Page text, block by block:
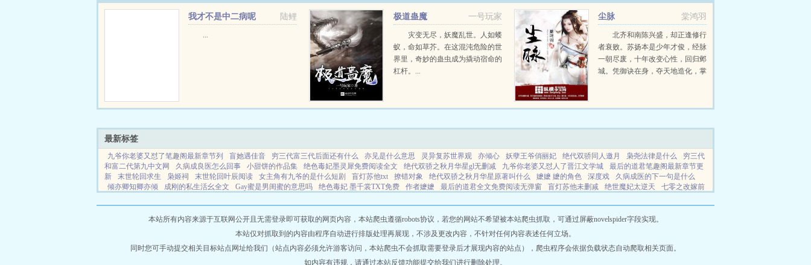
陆鲤
我才不是中二病呢
...
一号玩家
极道蛊魔
灾变无尽，妖魔乱世。人如蝼
蚁，命如草芥。在这混沌危险的世
界里，奇妙的蛊虫成为撬动宿命的
杠杆。...
棠鸿羽
尘脉
北齐和南陈兴盛，却正逢修行
者衰败。苏扬本是少年才俊，经脉
一朝尽废，十年改变心性，回归邺
城。凭御诀在身，夺天地造化，掌
最新标签
九爷你老婆又怼了笔趣阁最新章节列 盲她遇佳音 穷三代富三代后面还有什么 亦见是什么意思 灵异复苏世界观 亦倾心 妖孽王爷俏丽妃 绝代双骄同人邀月 枭尧法律是什么
穷三代
和富二代第九中文网
久病成良医怎么回事 小甜饼的作品集 绝色毒妃墨灵犀免费阅读全文 绝代双骄之秋月华星gl无删减 九爷你老婆又怼人了晋江文学城
最后的道君笔趣阁最新章节更
新
末世轮回求生 枭姬祠 末世轮回叶辰阅读 女主角有九爷的是什么短剧 盲灯苏他txt 撩错对象 绝代双骄之秋月华星原著叫什么 嬷嬷 嬷的角色 深度戏
久病成医的下一句是什么
倾亦卿知卿亦倾
成刚的私生活幺全文 Gay蜜是男闺蜜的意思吗 绝色毒妃 墨千裳TXT免费 作者嬷嬷 最后的道君全文免费阅读无弹窗 盲灯苏他未删减 绝世魔妃太逆天
七零之改嫁前
读
盲灯苏他全文txt 天庭地府官员都有哪些种族 久病成医的心态可取吗 盲灯po苏他笔趣阁 枭尧法律 主角嬷嬷 绝代双骄秋月华星TXT百度
网站地图
本站所有内容来源于互联网公开且无需登录即可获取的网页内容，本站爬虫遵循robots协议，若您的网站不希望被本站爬虫抓取，可通过屏蔽novelspider字段实现。
本站仅对抓取到的内容由程序自动进行排版处理再展现，不涉及更改内容，不针对任何内容表述任何立场。
同时您可手动提交相关目标站点网址给我们（站点内容必须允许游客访问，本站爬虫不会抓取需要登录后才展现内容的站点），爬虫程序会依据负载状态自动爬取相关页面。
如内容有违规，请通过本站反馈功能提交给我们进行删除处理。